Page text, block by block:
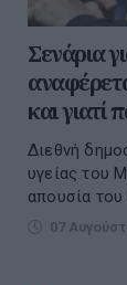
Σενάρια
και γιατί
Διεθνή
υγείας του
απουσία
07